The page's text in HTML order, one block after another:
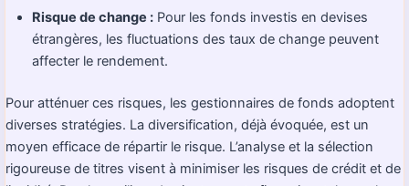
Risque de change : Pour les fonds investis en devises
étrangères, les fluctuations des taux de change peuvent
affecter le rendement.
Pour atténuer ces risques, les gestionnaires de fonds adoptent
diverses stratégies. La diversification, déjà évoquée, est un
moyen efficace de répartir le risque. L’analyse et la sélection
rigoureuse de titres visent à minimiser les risques de crédit et de